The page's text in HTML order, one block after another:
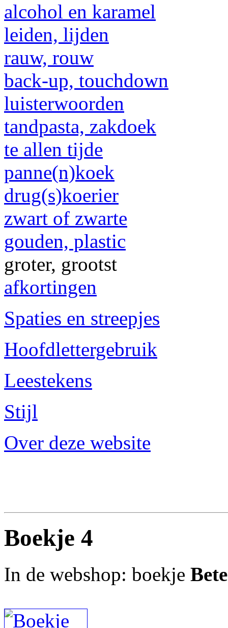
alcohol en karamel
leiden, lijden
rauw, rouw
back-up, touchdown
luisterwoorden
tandpasta, zakdoek
te allen tijde
panne(n)koek
drug(s)koerier
zwart of zwarte
gouden, plastic
groter, grootst
afkortingen
Spaties en streepjes
Hoofdlettergebruik
Leestekens
Stijl
Over deze website
Boekje 4
In de webshop: boekje